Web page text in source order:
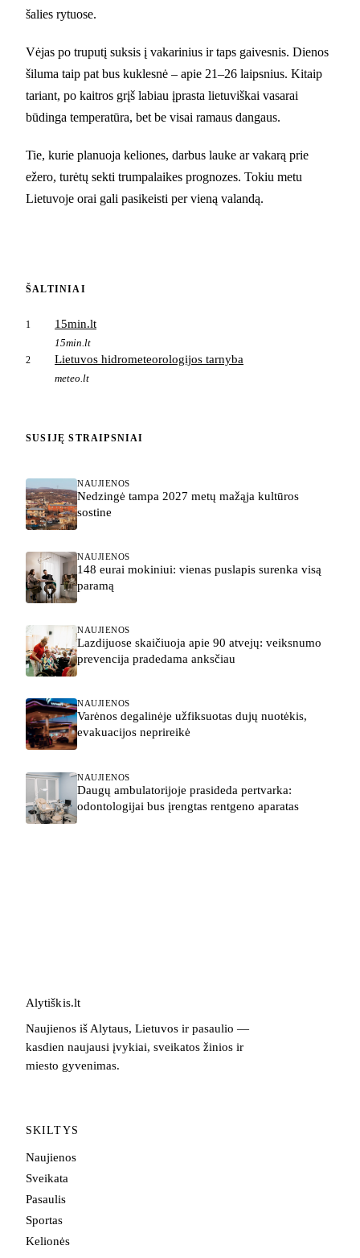
šalies rytuose.
Vėjas po truputį suksis į vakarinius ir taps gaivesnis. Dienos
šiluma taip pat bus kuklesnė – apie 21–26 laipsnius. Kitaip
tariant, po kaitros grįš labiau įprasta lietuviškai vasarai
būdinga temperatūra, bet be visai ramaus dangaus.
Tie, kurie planuoja keliones, darbus lauke ar vakarą prie
ežero, turėtų sekti trumpalaikes prognozes. Tokiu metu
Lietuvoje orai gali pasikeisti per vieną valandą.
ŠALTINIAI
1 15min.lt
15min.lt
2 Lietuvos hidrometeorologijos tarnyba
meteo.lt
SUSIJĘ STRAIPSNIAI
NAUJIENOS
Nedzingė tampa 2027 metų mažąja kultūros
sostine
NAUJIENOS
148 eurai mokiniui: vienas puslapis surenka visą
paramą
NAUJIENOS
Lazdijuose skaičiuoja apie 90 atvejų: veiksnumo
prevencija pradedama anksčiau
NAUJIENOS
Varėnos degalinėje užfiksuotas dujų nuotėkis,
evakuacijos neprireikė
NAUJIENOS
Daugų ambulatorijoje prasideda pertvarka:
odontologijai bus įrengtas rentgeno aparatas
Alytiškis.lt
Naujienos iš Alytaus, Lietuvos ir pasaulio —
kasdien naujausi įvykiai, sveikatos žinios ir
miesto gyvenimas.
SKILTYS
Naujienos
Sveikata
Pasaulis
Sportas
Kelionės